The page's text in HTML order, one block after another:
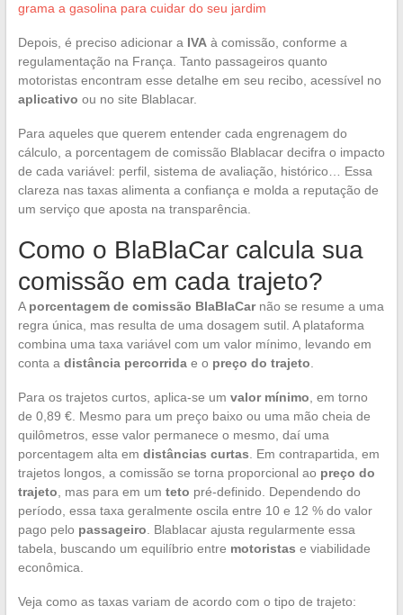
grama a gasolina para cuidar do seu jardim
Depois, é preciso adicionar a IVAà comissão, conforme a
regulamentação na França. Tanto passageiros quanto
motoristas encontram esse detalhe em seu recibo, acessível no
aplicativo ou no site Blablacar.
Para aqueles que querem entender cada engrenagem do
cálculo, a porcentagem de comissão Blablacar decifra o impacto
de cada variável: perfil, sistema de avaliação, histórico… Essa
clareza nas taxas alimenta a confiança e molda a reputação de
um serviço que aposta na transparência.
Como o BlaBlaCar calcula sua
comissão em cada trajeto?
A porcentagem de comissão BlaBlaCarnão se resume a uma
regra única, mas resulta de uma dosagem sutil. A plataforma
combina uma taxa variável com um valor mínimo, levando em
conta a distância percorridae o preço do trajeto
Para os trajetos curtos, aplica-se um valor mínimo , em torno
de 0,89 €. Mesmo para um preço baixo ou uma mão cheia de
quilômetros, esse valor permanece o mesmo, daí uma
porcentagem alta em distâncias curtas . Em contrapartida, em
trajetos longos, a comissão se torna proporcional ao preço do
trajeto , mas para em um teto pré-definido. Dependendo do
período, essa taxa geralmente oscila entre 10 e 12 % do valor
pago pelo passageiro . Blablacar ajusta regularmente essa
tabela, buscando um equilíbrio entre motoristas e viabilidade
econômica.
Veja como as taxas variam de acordo com o tipo de trajeto: